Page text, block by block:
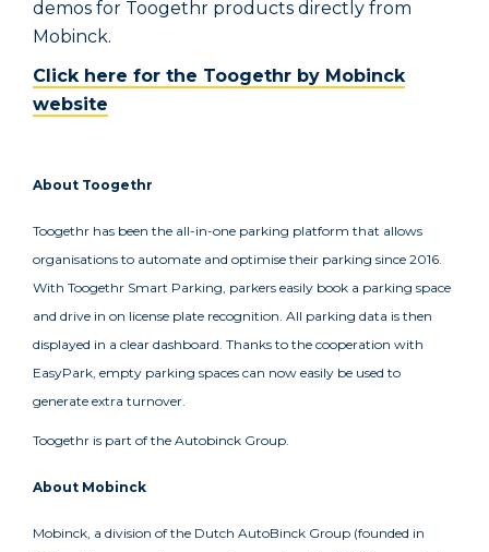
demos for Toogethr products directly from
Mobinck.
Click here for the Toogethr by Mobinck
website
About Toogethr
Toogethr has been the all-in-one parking platform that allows
organisations to automate and optimise their parking since 2016.
With Toogethr Smart Parking, parkers easily book a parking space
and drive in on license plate recognition. All parking data is then
displayed in a clear dashboard. Thanks to the cooperation with
EasyPark, empty parking spaces can now easily be used to
generate extra turnover.
Toogethr is part of the Autobinck Group.
About Mobinck
Mobinck, a division of the Dutch AutoBinck Group (founded in